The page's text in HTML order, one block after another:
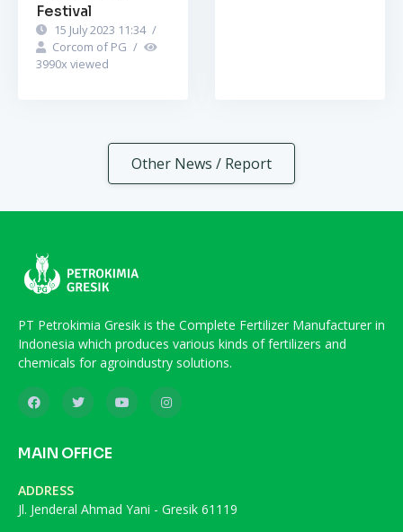
Festival
15 July 2023 11:34 /
Corcom of PG /
3990x viewed
Other News / Report
PT Petrokimia Gresik is the Complete Fertilizer Manufacturer in
Indonesia which produces various kinds of fertilizers and
chemicals for agroindustry solutions.
MAIN OFFICE
ADDRESS
Jl. Jenderal Ahmad Yani - Gresik 61119